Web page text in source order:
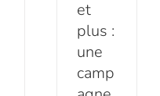
et
plus :
une
camp